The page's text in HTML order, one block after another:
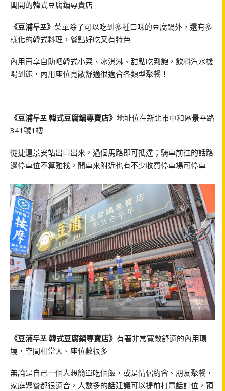
闆開的韓式豆腐鍋專賣店
《豆浦두포》 菜單除了可以吃到多種口味的豆腐鍋外，還有多
樣化的韓式料理，餐點好吃又有特色
內用再享自助吧韓式小菜、冰淇淋、甜點吃到飽，飲料汽水機
喝到飽，內用座位寬敞舒適很適合各類型聚餐！
《豆浦두포 韓式豆腐鍋專賣店》 地址位在新北市中和區景平路
341號1樓
從捷運景安站出口出來，過個馬路即可抵達；騎車前往的話路
邊停車位不算難找，開車來附近也有不少收費停車場可停車
《豆浦두포 韓式豆腐鍋專賣店》 有著非常寬敞舒適的內用環
境，空間相當大、座位數很多
無論是自己一個人想簡單吃個飯，或是情侶約會、朋友聚餐，
家庭聚餐都很適合，人數多的話建議可以提前打電話訂位，預